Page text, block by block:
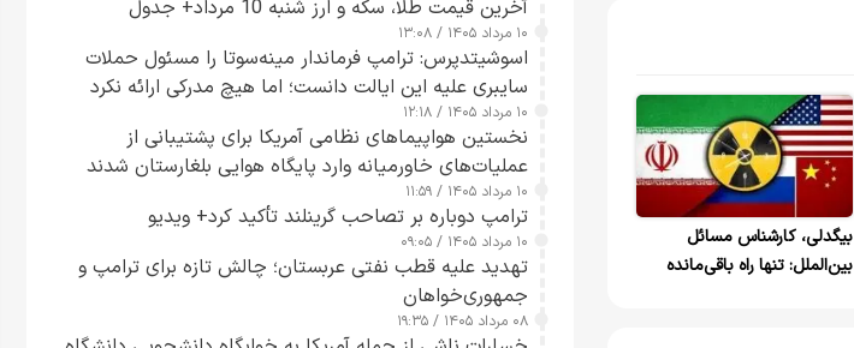
بیگدلی، کارشناس مسائل
بین‌الملل: تنها راه باقی‌مانده
آخرین قیمت طلا، سکه و ارز شنبه 10 مرداد+ جدول
۱۰ مرداد ۱۴۰۵ / ۱۳:۰۸
اسوشیتدپرس: ترامپ فرماندار مینه‌سوتا را مسئول حملات
سایبری علیه این ایالت دانست؛ اما هیچ مدرکی ارائه نکرد
۱۰ مرداد ۱۴۰۵ / ۱۲:۱۸
نخستین هواپیماهای نظامی آمریکا برای پشتیبانی از
عملیات‌های خاورمیانه وارد پایگاه هوایی بلغارستان شدند
۱۰ مرداد ۱۴۰۵ / ۱۱:۵۹
ترامپ دوباره بر تصاحب گرینلند تأکید کرد+ ویدیو
۱۰ مرداد ۱۴۰۵ / ۰۹:۰۵
تهدید علیه قطب نفتی عربستان؛ چالش تازه برای ترامپ و
جمهوری‌خواهان
۰۸ مرداد ۱۴۰۵ / ۱۹:۳۵